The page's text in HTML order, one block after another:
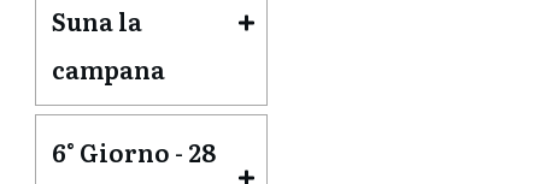
Suna la
campana
6° Giorno - 28